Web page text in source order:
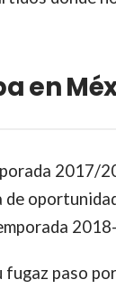
en
2017/
fugaz paso